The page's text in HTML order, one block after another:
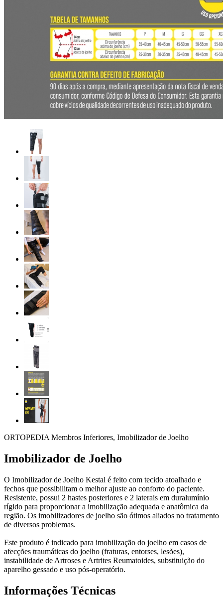
ORTOPEDIA Membros Inferiores, Imobilizador de Joelho
Imobilizador de Joelho
O Imobilizador de Joelho Kestal é feito com tecido atoalhado e
fechos que possibilitam o melhor ajuste ao conforto do paciente.
Resistente, possui 2 hastes posteriores e 2 laterais em duralumínio
rígido para proporcionar a imobilização adequada e anatômica da
região. Os imobilizadores de joelho são ótimos aliados no tratamento
de diversos problemas.
Este produto é indicado para imobilização do joelho em casos de
afecções traumáticas do joelho (fraturas, entorses, lesões),
instabilidade de Artroses e Artrites Reumatoides, substituição do
aparelho gessado e uso pós-operatório.
Informações Técnicas